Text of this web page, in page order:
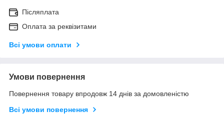
Післяплата
Оплата за реквізитами
Всі умови оплати
Умови повернення
Повернення товару впродовж 14 днів за домовленістю
Всі умови повернення